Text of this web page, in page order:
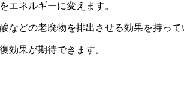
エネルギーに変えます。
などの老廃物を排出させる効果を持って
効果が期待できます。